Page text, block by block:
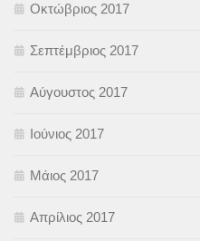
Οκτώβριος 2017
Σεπτέμβριος 2017
Αύγουστος 2017
Ιούνιος 2017
Μάιος 2017
Απρίλιος 2017